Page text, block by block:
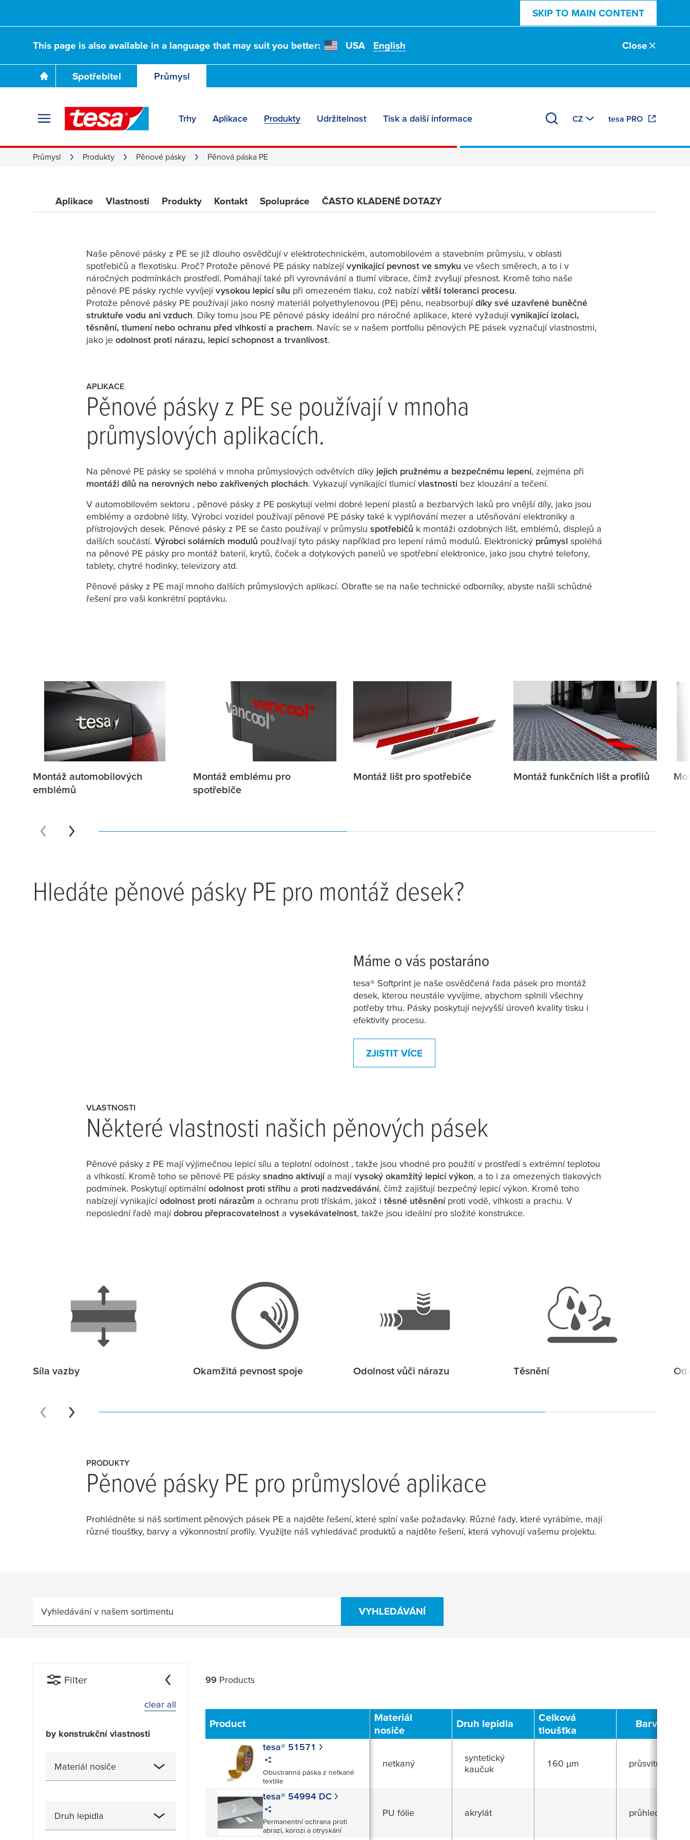
SKIP TO MAIN CONTENT
This page is also available in a language that may suit you better: USA English Close
Spotřebitel Průmysl
Trhy Aplikace Produkty Udržitelnost Tisk a další informace CZ tesa PRO
Průmysl Produkty Pěnové pásky Pěnová páska PE
Pěnové pásky PE
pro náročné
průmyslové aplikace
Aplikace Vlastnosti Produkty Kontakt Spolupráce ČASTO KLADENÉ DOTAZY
Naše pěnové pásky z PE se již dlouho osvědčují v elektrotechnickém, automobilovém a stavebním průmyslu, v oblasti
spotřebičů a flexotisku. Proč? Protože pěnové PE pásky nabízejívynikající pevnost ve smyku ve všech směrech, a to i v
náročných podmínkách prostředí. Pomáhají také při vyrovnávání a tlumí vibrace, čímž zvyšují přesnost. Kromě toho naše
pěnové PE pásky rychle vyvíjejívysokou lepicí sílu při omezeném tlaku, což nabízívětší toleranci procesu.
Protože pěnové pásky PE používají jako nosný materiál polyethylenovou (PE) pěnu, neabsorbujídíky své uzavřené buněčné
struktuře vodu ani vzduch. Díky tomu jsou PE pěnové pásky ideální pro náročné aplikace, které vyžadujívynikající izolaci,
těsnění, tlumení nebo ochranu před vlhkostí a prachem. Navíc se v našem portfoliu pěnových PE pásek vyznačují vlastnostmi,
jako je odolnost proti nárazu, lepicí schopnost a trvanlivost.
APLIKACE
Pěnové pásky z PE se používají v mnoha
průmyslových aplikacích.
Na pěnové PE pásky se spoléhá v mnoha průmyslových odvětvích díky jejich pružnému a bezpečnému lepení, zejména při
montáži dílů na nerovných nebo zakřivených plochách. Vykazují vynikající tlumicívlastnosti bez klouzání a tečení.
V automobilovém sektoru , pěnové pásky z PE poskytují velmi dobré lepení plastů a bezbarvých laků pro vnější díly, jako jsou
emblémy a ozdobné lišty. Výrobci vozidel používají pěnové PE pásky také k vyplňování mezer a utěsňování elektroniky a
přístrojových desek. Pěnové pásky z PE se často používají v průmyslu spotřebičů k montáži ozdobných lišt, emblémů, displejů a
dalších součástí. Výrobci solárních modulů používají tyto pásky například pro lepení rámů modulů. Elektronický průmysl spoléhá
na pěnové PE pásky pro montáž baterií, krytů, čoček a dotykových panelů ve spotřební elektronice, jako jsou chytré telefony,
tablety, chytré hodinky, televizory atd.
Pěnové pásky z PE mají mnoho dalších průmyslových aplikací. Obraťte se na naše technické odborníky, abyste našli schůdné
řešení pro vaši konkrétní poptávku.
Montáž automobilových
emblémů
Montáž emblému pro
spotřebiče
Montáž lišt pro spotřebiče Montáž funkčních lišt a profilů
Hledáte pěnové pásky PE pro montáž desek?
Máme o vás postaráno
tesa® Softprint je naše osvědčená řada pásek pro montáž
desek, kterou neustále vyvíjíme, abychom splnili všechny
potřeby trhu. Pásky poskytují nejvyšší úroveň kvality tisku i
efektivity procesu.
ZJISTIT VÍCE
VLASTNOSTI
Některé vlastnosti našich pěnových pásek
Pěnové pásky z PE mají výjimečnou lepicí sílu a teplotní odolnost , takže jsou vhodné pro použití v prostředí s extrémní teplotou
a vlhkostí. Kromě toho se pěnové PE pásky snadno aktivujía majívysoký okamžitý lepicí výkon, a to i za omezených tlakových
podmínek. Poskytují optimálníodolnost proti střihu a proti nadzvedávání, čímž zajišťují bezpečný lepicí výkon. Kromě toho
nabízejí vynikajícíodolnost proti nárazům a ochranu proti třískám, jakož i těsné utěsněníproti vodě, vlhkosti a prachu. V
neposlední řadě majídobrou přepracovatelnost a vysekávatelnost, takže jsou ideální pro složité konstrukce.
Síla vazby Okamžitá pevnost spoje Odolnost vůči nárazu Těsnění
PRODUKTY
Pěnové pásky PE pro průmyslové aplikace
Prohlédněte si náš sortiment pěnových pásek PE a najděte řešení, které splní vaše požadavky. Různé řady, které vyrábíme, mají
různé tloušťky, barvy a výkonnostní profily. Využijte náš vyhledávač produktů a najděte řešení, která vyhovují vašemu projektu.
Vyhledávání v našem sortimentu VYHLEDÁVÁNÍ
Filter
clear all
by konstrukční vlastnosti
Materiál nosiče
Akrylátová výplň
Druh lepidla
Filter
99 Products
Product
Materiál
nosiče
Druh lepidla
Celková
tloušťka
Barva
tesa® 51571
Obustranná páska z netkané
textilie
netkaný
syntetický
kaučuk
160 µm průsvitná
tesa® 54994 DC
Permanentní ochrana proti
abrazi, korozi a otryskání
PU fólie akrylát průhledná